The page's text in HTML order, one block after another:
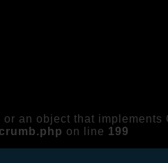
an object that implements
on line 199